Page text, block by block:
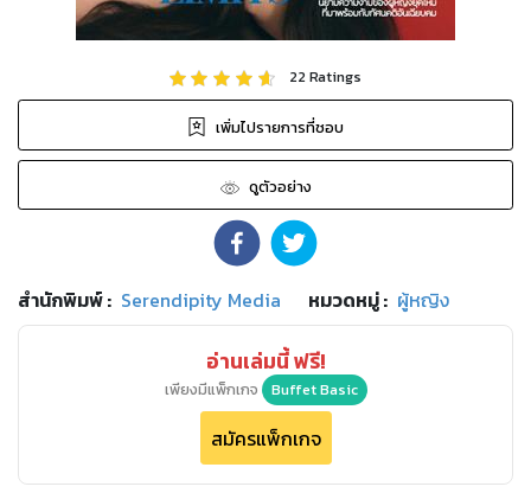
22Ratings
เพิ่มไปรายการที่ชอบ
ดูตัวอย่าง
สำนักพิมพ์: Serendipity Media หมวดหมู่: ผู้หญิง
อ่านเล่มนี้ ฟรี!
เพียงมีแพ็กเกจ Buffet Basic
สมัครแพ็กเกจ